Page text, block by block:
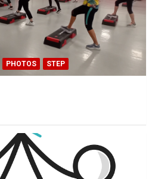
PHOTOS STEP